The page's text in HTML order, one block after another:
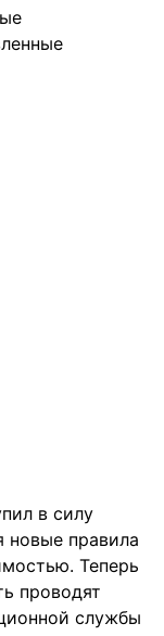
в силу
новые правила
Теперь
проводят
службы